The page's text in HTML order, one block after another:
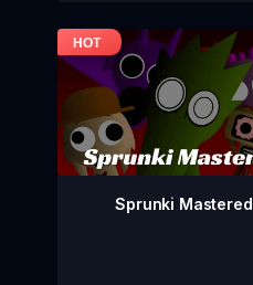
Sprunki Mastered